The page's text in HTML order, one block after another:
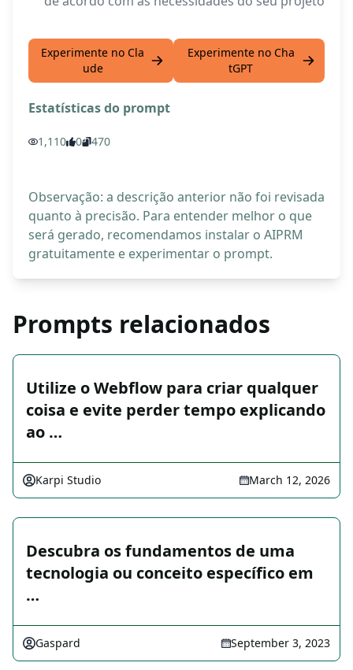
Experimente no Cla
ude
Experimente no Cha
tGPT
Estatísticas do prompt
1,110 0 470
Observação: a descrição anterior não foi revisada
quanto à precisão. Para entender melhor o que
será gerado, recomendamos instalar o AIPRM
gratuitamente e experimentar o prompt.
Prompts relacionados
Utilize o Webflow para criar qualquer
coisa e evite perder tempo explicando
ao …
Karpi Studio March 12, 2026
Descubra os fundamentos de uma
tecnologia ou conceito específico em
…
Gaspard September 3, 2023